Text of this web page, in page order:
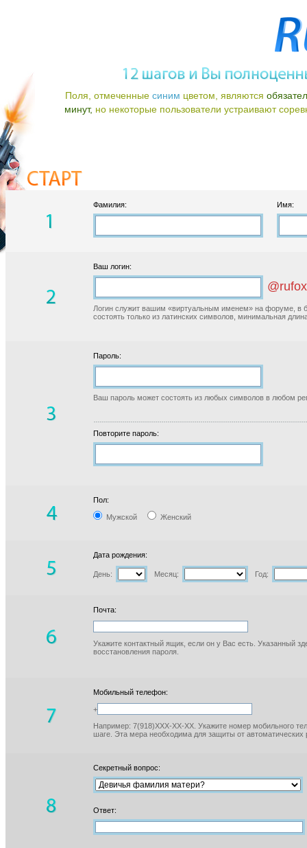
Поля, отмеченные синим цветом, являются
минут, но некоторые пользователи устраивают
Фамилия: Имя:
Ваш логин:
Логин служит вашим «виртуальным именем» на форуме, в
состоять только из латинских символов, минимальная
Пароль:
Ваш пароль может состоять из любых символов в любом
Повторите пароль:
Пол:
Мужской Женский
Дата рождения:
День: Месяц: Год:
Почта:
Укажите контактный ящик, если он у Вас есть. Указанный
восстановления пароля.
Мобильный телефон:
+
Например: 7(918)XXX-XX-XX. Укажите номер мобильного
шаге. Эта мера необходима для защиты от автоматических
Секретный вопрос:
Ответ: